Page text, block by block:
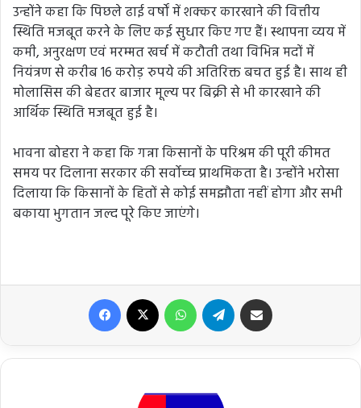
उन्होंने कहा कि पिछले ढाई वर्षों में शक्कर कारखाने की वित्तीय
स्थिति मजबूत करने के लिए कई सुधार किए गए हैं। स्थापना व्यय में
कमी, अनुरक्षण एवं मरम्मत खर्च में कटौती तथा विभिन्न मदों में
नियंत्रण से करीब 16 करोड़ रुपये की अतिरिक्त बचत हुई है। साथ ही
मोलासिस की बेहतर बाजार मूल्य पर बिक्री से भी कारखाने की
आर्थिक स्थिति मजबूत हुई है।
भावना बोहरा ने कहा कि गन्ना किसानों के परिश्रम की पूरी कीमत
समय पर दिलाना सरकार की सर्वोच्च प्राथमिकता है। उन्होंने भरोसा
दिलाया कि किसानों के हितों से कोई समझौता नहीं होगा और सभी
बकाया भुगतान जल्द पूरे किए जाएंगे।
Facebook WhatsApp Telegram